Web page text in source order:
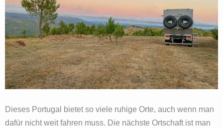
Dieses Portugal bietet so viele ruhige Orte, auch wenn man
dafür nicht weit fahren muss. Die nächste Ortschaft ist man